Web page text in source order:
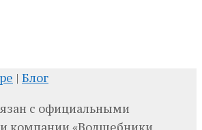
| Блог
с официальными